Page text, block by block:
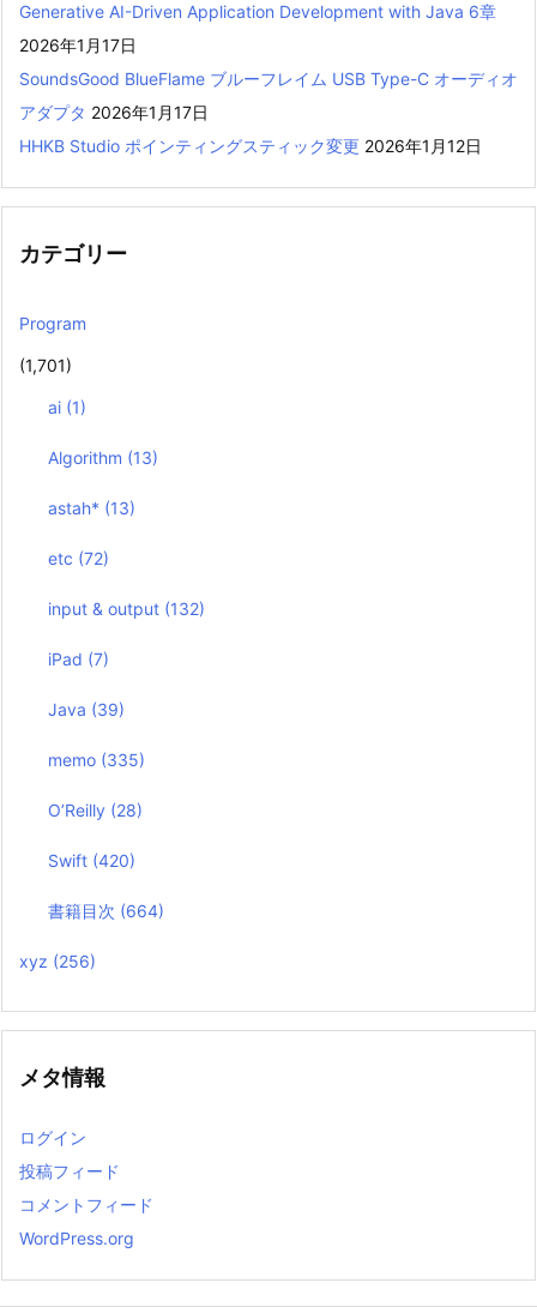
Generative AI-Driven Application Development with Java 6章
2026年1月17日
SoundsGood BlueFlame ブルーフレイム USB Type-C オーディオ
アダプタ 2026年1月17日
HHKB Studio ポインティングスティック変更 2026年1月12日
カテゴリー
Program
(1,701)
ai (1)
Algorithm (13)
astah* (13)
etc (72)
input & output (132)
iPad (7)
Java (39)
memo (335)
O’Reilly (28)
Swift (420)
書籍目次 (664)
xyz (256)
メタ情報
ログイン
投稿フィード
コメントフィード
WordPress.org